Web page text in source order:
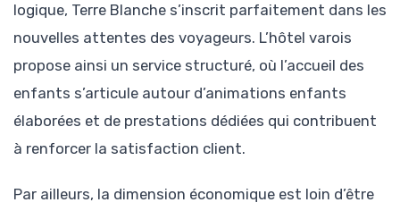
logique, Terre Blanche s’inscrit parfaitement dans les
nouvelles attentes des voyageurs. L’hôtel varois
propose ainsi un service structuré, où l’accueil des
enfants s’articule autour d’animations enfants
élaborées et de prestations dédiées qui contribuent
à renforcer la satisfaction client.
Par ailleurs, la dimension économique est loin d’être